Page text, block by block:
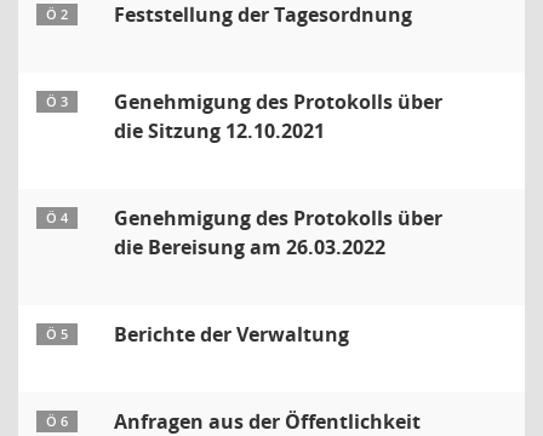
Ö 2 Feststellung der Tagesordnung
Ö 3
Genehmigung des Protokolls über
die Sitzung 12.10.2021
Ö 4
Genehmigung des Protokolls über
die Bereisung am 26.03.2022
Ö 5 Berichte der Verwaltung
Ö 6 Anfragen aus der Öffentlichkeit